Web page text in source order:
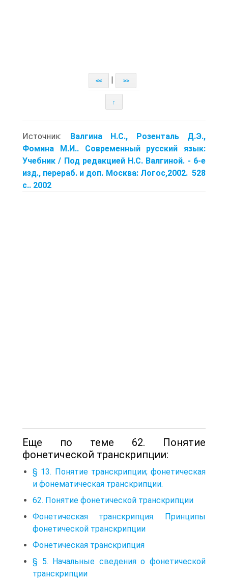
<< >>
↑
Источник: Валгина Н.С., Розенталь Д.Э.,
Фомина М.И.. Современный русский язык:
Учебник / Под редакцией Н.С. Валгиной. - 6-е
изд., перераб. и доп. Москва: Логос,2002. 528
с.. 2002
Еще по теме 62. Понятие
фонетической транскрипции:
§ 13. Понятие транскрипции; фонетическая
и фонематическая транскрипции.
62. Понятие фонетической транскрипции
Фонетическая транскрипция. Принципы
фонетической транскрипции
Фонетическая транскрипция
§ 5. Начальные сведения о фонетической
транскрипции